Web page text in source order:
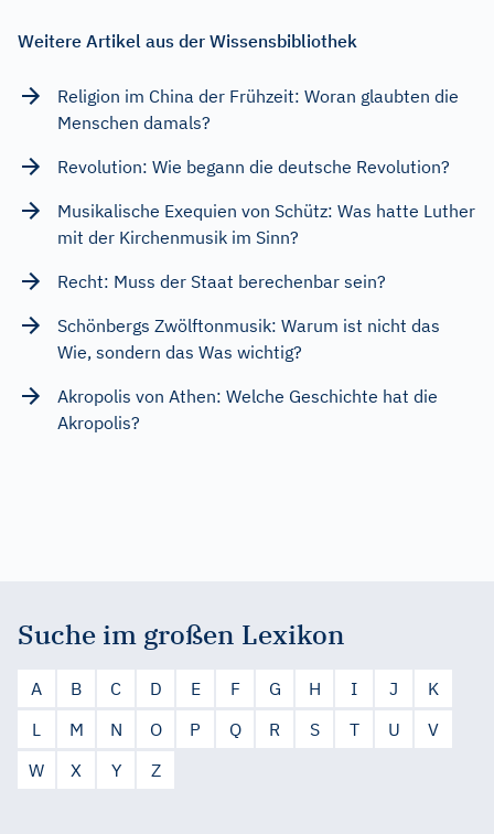
Weitere Artikel aus der Wissensbibliothek
Religion im China der Frühzeit: Woran glaubten die
Menschen damals?
Revolution: Wie begann die deutsche Revolution?
Musikalische Exequien von Schütz: Was hatte Luther
mit der Kirchenmusik im Sinn?
Recht: Muss der Staat berechenbar sein?
Schönbergs Zwölftonmusik: Warum ist nicht das
Wie, sondern das Was wichtig?
Akropolis von Athen: Welche Geschichte hat die
Akropolis?
Suche im großen Lexikon
A B C D E F G H I J
K
L
M N O P Q R S T U
V
W
X Y Z